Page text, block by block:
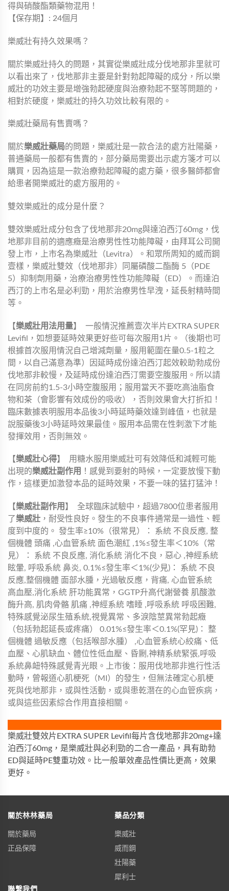
得與硝酸酯類藥物混用！
【保存期】: 24個月
樂威壯有持久效果嗎？
關於樂威壯持久的問題，其實從樂威壯成分伐地那非里就可
以看出來了，伐地那非主要是針對勃起障礙的成分，所以樂
威壯的功效主要是增強勃起硬度與治療勃起不堅等問題的，
相對於硬度，樂威壯的持久功效比較有限的。
樂威壯藥局有售賣嗎？
關於樂威壯藥局的問題，樂威壯是一款合法的處方壯陽藥，
普通藥局一般都有售賣的，部分藥局需要出示處方箋才可以
購買，因為這是一款治療勃起障礙的處方藥，很多醫師都會
給患者開樂威壯的處方服用的。
雙效樂威壯的成分是什麼？
雙效樂威壯成分包含了伐地那非20mg與達泊西汀60mg，伐
地那非目前的適應癥是治療男性性功能障礙，由拜耳公司開
發上市，上市名為樂威壯（Levitra）。和眾所周知的威而鋼
壹樣，樂威壯雙效（伐地那非）同屬磷酸二酯酶 5（PDE
5）抑制劑用藥，治療治療男性性功能障礙（ED）。而達泊
西汀的上市名是必利勁，用於治療男性早洩，延長射精時間
等。
【樂威壯用法用量】 一般情況推薦壹次半片EXTRA SUPER
Levifil，如想要延時效果更好些可每次服用1片。（後期也可
根據首次服用情況自己增減劑量，服用範圍在量0.5-1粒之
間，以自己滿意為準）因延時成份達泊西汀起效較助勃成份
伐地那非較慢，及延時成份達泊西汀需要空腹服用。所以請
在同房前約1.5-3小時空腹服用；服用當天不要吃高油脂食
物和茶（會影響有效成份的吸收），否則效果會大打折扣！
臨床數據表明服用本品後3小時延時藥效達到峰值，也就是
說服藥後3小時延時效果最佳。服用本品需在性刺激下才能
發揮效用，否則無效。
【樂威壯心得】 用糖水服用樂威壯可有效降低和減輕可能
出現的樂威壯副作用
！感覺到要射的時候，一定要放慢下動
作，這樣更加激發本品的延時效果，不要一味的猛打猛沖！
【樂威壯副作用 】 全球臨床試驗中，超過7800位患者服用
了 樂威壯 ，耐受性良好。發生的不良事件通常是一過性、輕
度到中度的。 發生率≥10%（很常見）： 系統 不良反應, 整
個機體 頭痛 ,心血管系統 面色潮紅 ,1%≤發生率＜10%（常
見）： 系統 不良反應, 消化系統 消化不良，惡心 ,神經系統
眩暈, 呼吸系統 鼻炎, 0.1%≤發生率＜1%(少見)： 系統 不良
反應,整個機體 面部水腫，光過敏反應，背痛, 心血管系統
高血壓,消化系統 肝功能異常，GGTP升高代謝營養 肌酸激
酶升高, 肌肉骨骼 肌痛 ,神經系統 嗜睡 ,呼吸系統 呼吸困難,
特殊感覺泌尿生殖系統,視覺異常、多淚陰莖異常勃起癥
（包括勃起延長或疼痛） 0.01%≤發生率＜0.1%(罕見)： 整
個機體 過敏反應（包括喉部水腫） ,心血管系統心絞痛、低
血壓、心肌缺血、體位性低血壓、昏劂,神精系統緊張,呼吸
系統鼻衄特殊感覺青光眼。上市後：服用伐地那非進行性活
動時，曾報道心肌梗死（MI）的發生，但無法確定心肌梗
死與伐地那非，或與性活動，或與患乾潛在的心血管疾病，
或與這些因素綜合作用直接相關。
樂威壯雙效片EXTRA SUPER Levifil每片含伐地那非20mg+達
泊西汀60mg，是樂威壯與必利勁的二合一產品，具有助勃
ED與延時PE雙重功效。比一般單效產品性價比更高，效果
更好。
關於林林藥局
關於藥局
正品保障
藥品分類
樂威壯
威而鋼
壯陽藥
犀利士
聯繫我們